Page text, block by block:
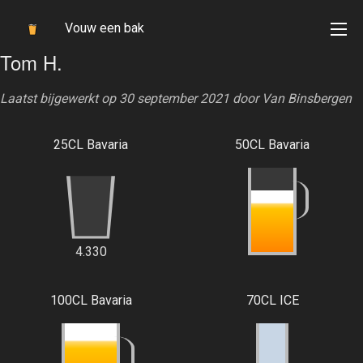
Vouw een bak
Tom H.
Laatst bijgewerkt op 30 september 2021 door Van Binsbergen
25CL Bavaria
4.330
50CL Bavaria
100CL Bavaria 70CL ICE